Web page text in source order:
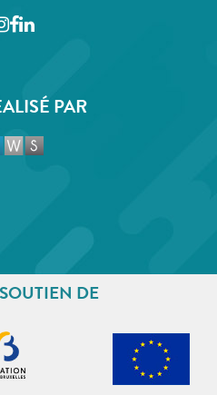
Instagram
Facebook
LinkedIn
PAR
DE